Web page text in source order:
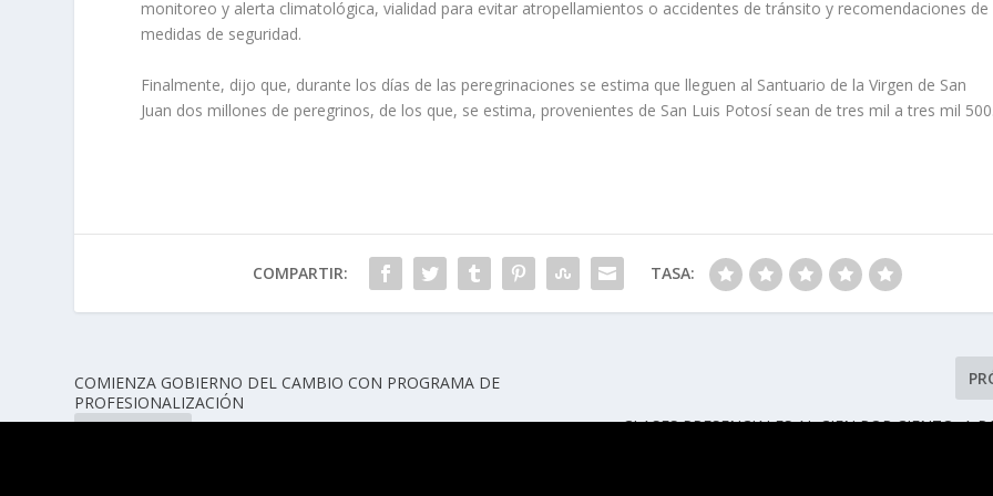
monitoreo y alerta climatológica, vialidad para evitar atropellamientos o accidentes de tránsito y recomendaciones de
medidas de seguridad.
Finalmente, dijo que, durante los días de las peregrinaciones se estima que lleguen al Santuario de la Virgen de San
Juan dos millones de peregrinos, de los que, se estima, provenientes de San Luis Potosí sean de tres mil a tres mil 500.
COMPARTIR: TASA:
COMIENZA GOBIERNO DEL CAMBIO CON PROGRAMA DE
PROFESIONALIZACIÓN
CLASES PRESENCIALES AL CIEN POR CIENTO, A